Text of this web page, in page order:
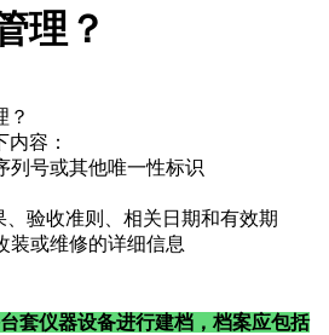
理？
？
容：
列号或其他唯一性标识
验收准则、相关日期和有效期
装或维修的详细信息
套仪器设备进行建档，档案应包括